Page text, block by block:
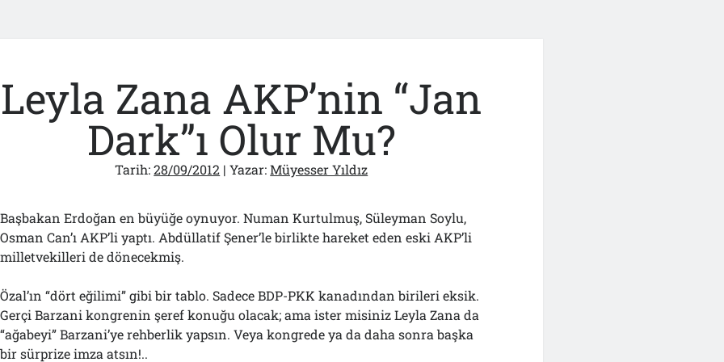
Leyla Zana AKP’nin “Jan
Dark”ı Olur Mu?
Tarih:28/09/2012 | Yazar:Müyesser Yıldız
Başbakan Erdoğan en büyüğe oynuyor. Numan Kurtulmuş, Süleyman Soylu,
Osman Can’ı AKP’li yaptı. Abdüllatif Şener’le birlikte hareket eden eski AKP’li
milletvekilleri de dönecekmiş.
Özal’ın “dört eğilimi” gibi bir tablo. Sadece BDP-PKK kanadından birileri eksik.
Gerçi Barzani kongrenin şeref konuğu olacak; ama ister misiniz Leyla Zana da
“ağabeyi” Barzani’ye rehberlik yapsın. Veya kongrede ya da daha sonra başka
bir sürprize imza atsın!..